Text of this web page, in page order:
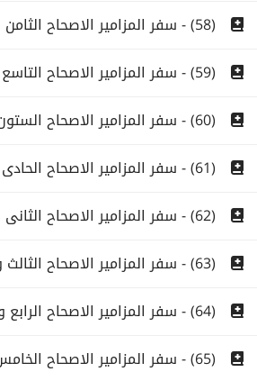
(58) - سفر المزامير الاصحاح الثامن والخمسون
(59) - سفر المزامير الاصحاح التاسع والخمسون
(60) - سفر المزامير الاصحاح الستون
(61) - سفر المزامير الاصحاح الحادى والستون
(62) - سفر المزامير الاصحاح الثانى والستون
(63) - سفر المزامير الاصحاح الثالث والستون
(64) - سفر المزامير الاصحاح الرابع والستون
(65) - سفر المزامير الاصحاح الخامس والستون